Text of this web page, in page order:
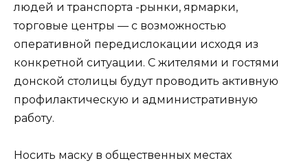
людей и транспорта -рынки, ярмарки,
торговые центры — с возможностью
оперативной передислокации исходя из
конкретной ситуации. С жителями и гостями
донской столицы будут проводить активную
профилактическую и административную
работу.
Носить маску в общественных местах